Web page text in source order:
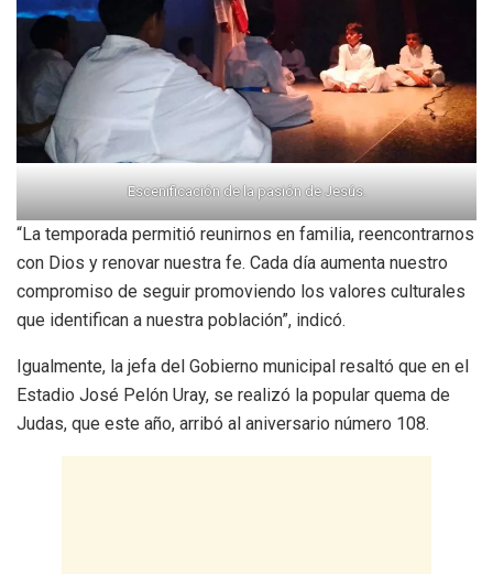
Escenificación de la pasión de Jesús.
“La temporada permitió reunirnos en familia, reencontrarnos
con Dios y renovar nuestra fe. Cada día aumenta nuestro
compromiso de seguir promoviendo los valores culturales
que identifican a nuestra población”, indicó.
Igualmente, la jefa del Gobierno municipal resaltó que en el
Estadio José Pelón Uray, se realizó la popular quema de
Judas, que este año, arribó al aniversario número 108.